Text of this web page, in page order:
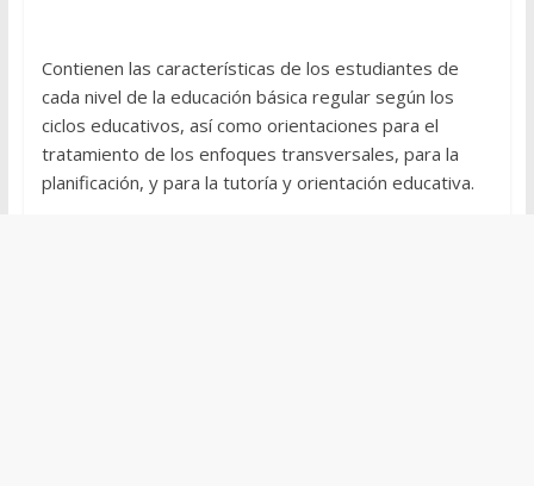
Contienen las características de los estudiantes de
cada nivel de la educación básica regular según los
ciclos educativos, así como orientaciones para el
tratamiento de los enfoques transversales, para la
planificación, y para la tutoría y orientación educativa.